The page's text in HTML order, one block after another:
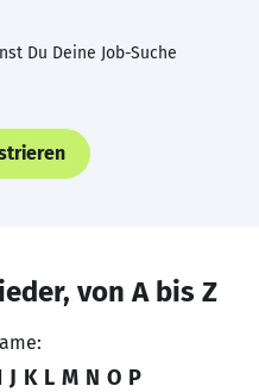
Du Deine Job-Suche
von A bis Z
J K L M N O P